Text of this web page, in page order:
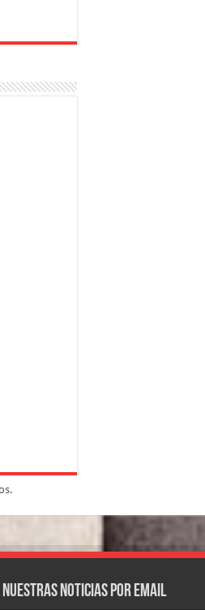
nuestras noticias por email